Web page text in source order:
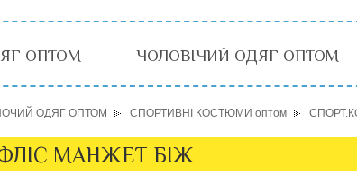
ОПТОМ ЧОЛОВІЧИЙ ОДЯГ ОПТОМ
ОДЯГ ОПТОМ СПОРТИВНІ КОСТЮМИ оптом
МАНЖЕТ БІЖ